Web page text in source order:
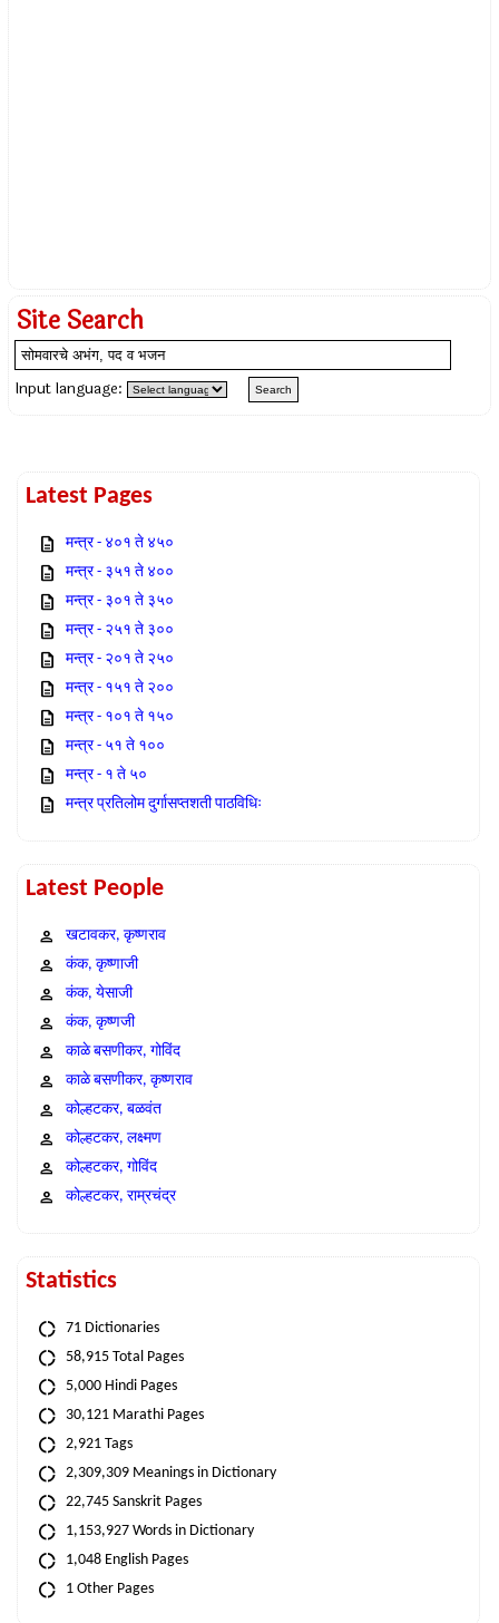
Site Search
Input language:
Latest Pages
मन्त्र - ४०१ ते ४५०
मन्त्र - ३५१ ते ४००
मन्त्र - ३०१ ते ३५०
मन्त्र - २५१ ते ३००
मन्त्र - २०१ ते २५०
मन्त्र - १५१ ते २००
मन्त्र - १०१ ते १५०
मन्त्र - ५१ ते १००
मन्त्र - १ ते ५०
मन्त्र प्रतिलोम दुर्गासप्तशती पाठविधिः
Latest People
खटावकर, कृष्णराव
कंक, कृष्णाजी
कंक, येसाजी
कंक, कृष्णजी
काळे बसणीकर, गोविंद
काळे बसणीकर, कृष्णराव
कोल्हटकर, बळवंत
कोल्हटकर, लक्ष्मण
कोल्हटकर, गोविंद
कोल्हटकर, राम्रचंद्र
Statistics
71 Dictionaries
58,915 Total Pages
5,000 Hindi Pages
30,121 Marathi Pages
2,921 Tags
2,309,309 Meanings in Dictionary
22,745 Sanskrit Pages
1,153,927 Words in Dictionary
1,048 English Pages
1 Other Pages